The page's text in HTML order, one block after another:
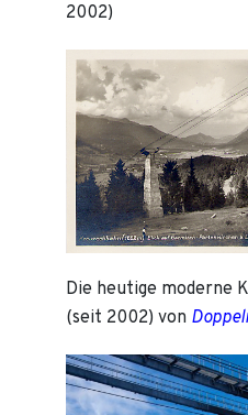
2002)
Die heutige moderne
(seit 2002) von